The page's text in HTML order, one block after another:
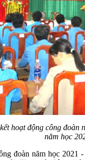
hoạt động công đoàn
năm học
đoàn năm học